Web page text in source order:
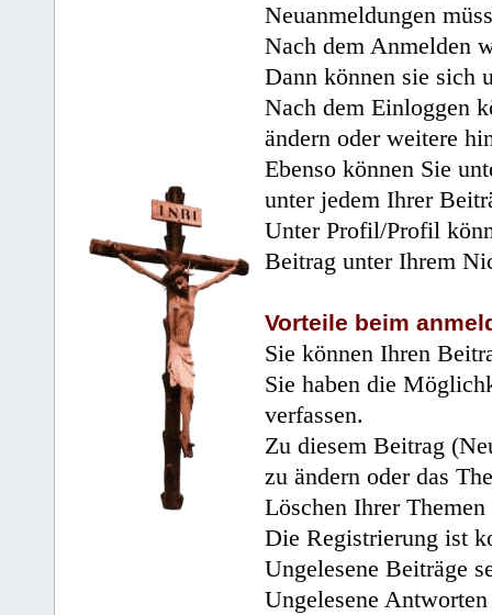
Neuanmeldungen
Nach dem Anmelden
Dann können sie sich
Nach dem Einloggen
ändern oder weitere
Ebenso können Sie
unter jedem Ihrer
Unter Profil/Profil
Beitrag unter Ihrem
Vorteile beim
Sie können Ihren
Sie haben die
verfassen.
Zu diesem Beitrag
zu ändern oder das
Löschen Ihrer
Die Registrierung ist
Ungelesene Beiträge
Ungelesene